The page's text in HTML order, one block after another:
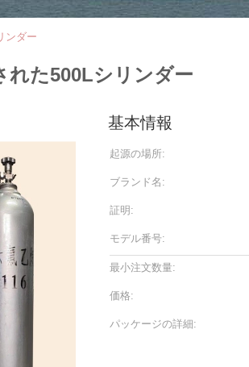
ンダー
れた500Lシリンダー
基本情報
起源の場所:
ブランド名:
証明:
モデル番号:
最小注文数量:
価格:
パッケージの詳細: